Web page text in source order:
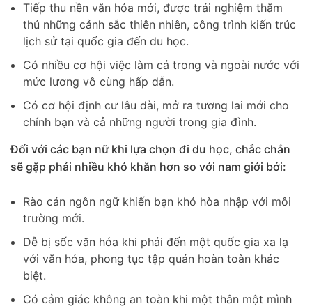
Tiếp thu nền văn hóa mới, được trải nghiệm thăm
thú những cảnh sắc thiên nhiên, công trình kiến trúc
lịch sử tại quốc gia đến du học.
Có nhiều cơ hội việc làm cả trong và ngoài nước với
mức lương vô cùng hấp dẫn.
Có cơ hội định cư lâu dài, mở ra tương lai mới cho
chính bạn và cả những người trong gia đình.
Đối với các bạn nữ khi lựa chọn đi du học, chắc chắn
sẽ gặp phải nhiều khó khăn hơn so với nam giới bởi:
Rào cản ngôn ngữ khiến bạn khó hòa nhập với môi
trường mới.
Dễ bị sốc văn hóa khi phải đến một quốc gia xa lạ
với văn hóa, phong tục tập quán hoàn toàn khác
biệt.
Có cảm giác không an toàn khi một thân một mình